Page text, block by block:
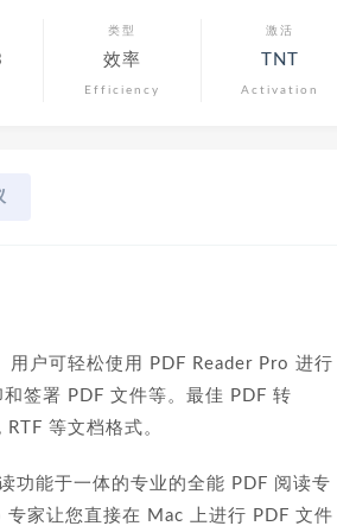
类型
效率
Efficiency
激活
TNT
Activation
户可轻松使用 PDF Reader Pro 进行
签署 PDF 文件等。最佳 PDF 转
等文档格式。
功能于一体的专业的全能 PDF 阅读专
家让您直接在 Mac 上进行 PDF 文件